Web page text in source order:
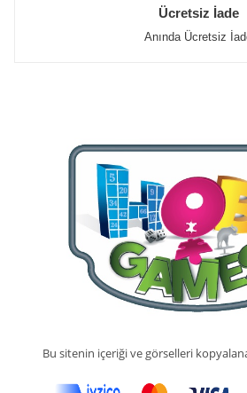
Ücretsiz İade
Anında Ücretsiz
Bu sitenin içeriği ve görselleri